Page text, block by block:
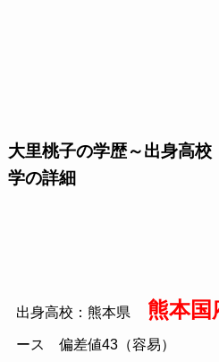
大里桃子の学歴～出身高
学の詳細
出身高校：熊本県 熊本国
ース 偏差値43（容易）